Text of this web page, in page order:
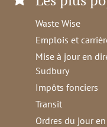
Waste Wise
Emplois et
Mise à jour en
Sudbury
Impôts fonciers
Transit
Ordres du jour